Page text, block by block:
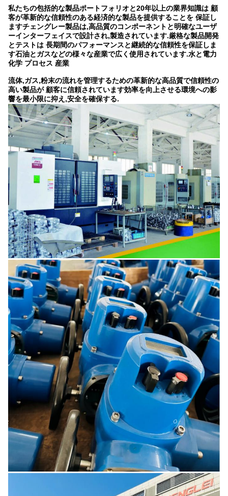
私たちの包括的な製品ポートフォリオと20年以上の業界知識は 顧
客が革新的な信頼性のある経済的な製品を提供することを 保証し
ますチェングレー製品は,高品質のコンポーネントと明確なユーザ
ーインターフェイスで設計され,製造されています.厳格な製品開発
とテストは 長期間のパフォーマンスと継続的な信頼性を保証しま
す石油とガスなどの様々な産業で広く使用されています.水と電力
化学 プロセス 産業
流体,ガス,粉末の流れを管理するための革新的な高品質で信頼性の
高い製品が 顧客に信頼されています効率を向上させる環境への影
響を最小限に抑え,安全を確保する.